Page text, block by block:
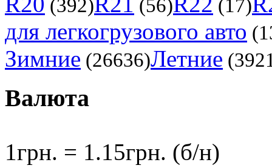
(392) (56) (17)
для легкогрузового авто
Зимние (26636)Летние
Валюта
1грн. = 1.15грн. (б/н)